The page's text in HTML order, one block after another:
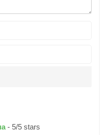
Z Flip4 vẫn bền bỉ đáng
IPX8 (cao nhất của chuẩn
ở mực nước sâu 1,5 mét
- 5/5 stars